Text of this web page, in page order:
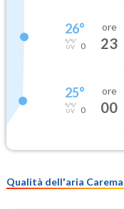
26°
0
ore
23
25°
0
ore
00
Qualità dell'aria Carema